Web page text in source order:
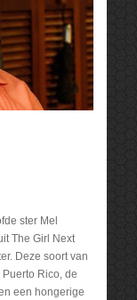
ster Mel
The Girl Next
Deze soort van
Rico, de
een hongerige